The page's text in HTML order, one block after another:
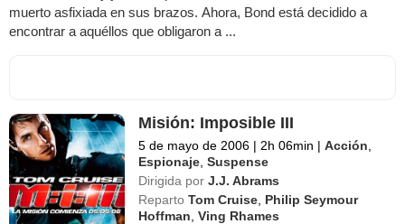
muerto asfixiada en sus brazos. Ahora, Bond está decidido a
encontrar a aquéllos que obligaron a ...
Misión: Imposible III
5 de mayo de 2006 | 2h 06min | Acción
Espionaje ,Suspense
Dirigida por J.J. Abrams
Reparto Tom Cruise Philip Seymour
Hoffman ,Ving Rhames